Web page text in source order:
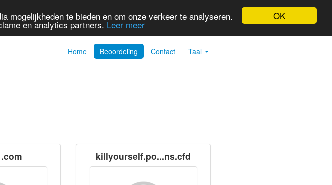
OK
mogelijkheden te bieden en om onze verkeer te analyseren.
en analytics partners. Leer meer
Home Beoordeling Contact Taal
killyourself.po...ns.cfd